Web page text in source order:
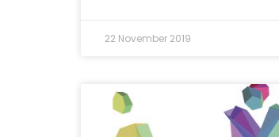
22 November 2019